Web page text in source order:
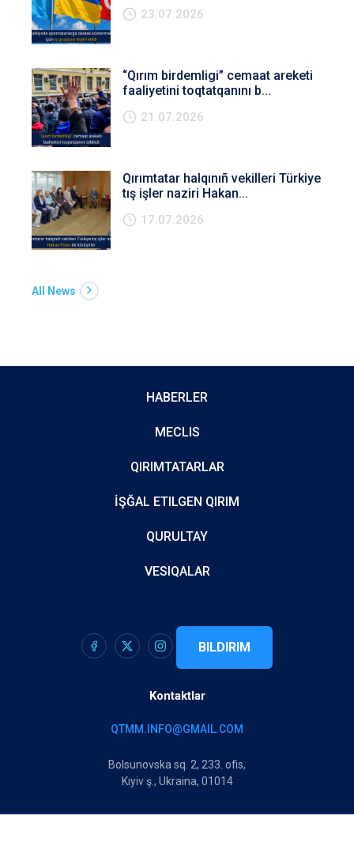
23.07.2026
“Qırım birdemligi” cemaat areketi
faaliyetini toqtatqanını b...
21.07.2026
Qırımtatar halqınıñ vekilleri Türkiye
tış işler naziri Hakan...
17.07.2026
All News
HABERLER
MECLIS
QIRIMTATARLAR
İŞĞAL ETILGEN QIRIM
QURULTAY
VESIQALAR
BILDIRIM
Kontaktlar
QTMM.INFO@GMAIL.COM
Bolsunovska sq. 2, 233. ofis,
Kıyiv ş., Ukraina, 01014